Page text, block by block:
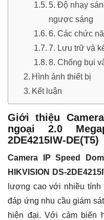
5. Độ nhạy
ngược sáng
6. Các chức
7. Lưu trữ và
8. Chống bụi
Hình ảnh thiết bị
Kết luận
Giới thiệu
ngoại 2.0
2DE4215IW-DE(T5)
Camera IP Speed
HIKVISION DS-
lượng cao với nhiều
đáp ứng nhu cầu giám
hiện đại. Với cảm biến